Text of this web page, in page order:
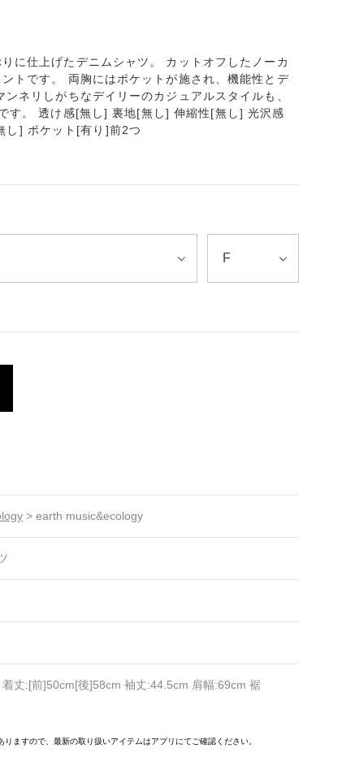
に仕上げたデニムシャツ。 カットオフしたノーカ
トです。 両胸にはポケットが施され、機能性とデ
ネリしがちなデイリーのカジュアルスタイルも、
す。 透け感[無し] 裏地[無し] 伸縮性[無し] 光沢感
し] ポケット[有り]前2つ
> earth music&ecology
丈:[前]50cm[後]58cm 袖丈:44.5cm 肩幅:69cm 裾
ますので、最新の取り扱いアイテムはアプリにてご確認ください。